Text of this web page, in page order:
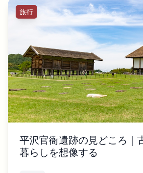
旅行
平沢官衙遺跡の見どころ｜
暮らしを想像する